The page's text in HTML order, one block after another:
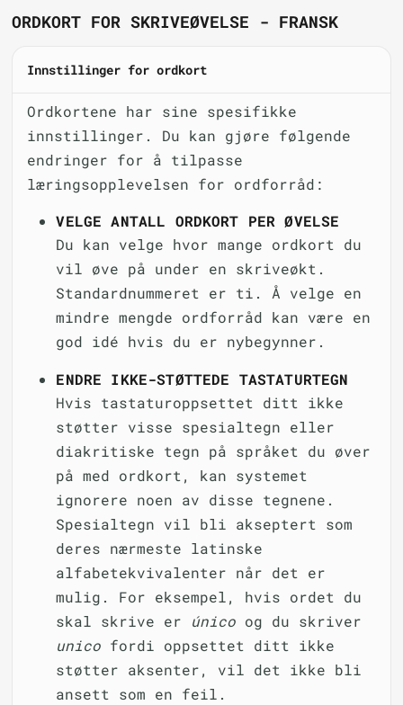
ORDKORT FOR SKRIVEØVELSE - FRANSK
Innstillinger for ordkort
Ordkortene har sine spesifikke
innstillinger. Du kan gjøre følgende
endringer for å tilpasse
læringsopplevelsen for ordforråd:
VELGE ANTALL ORDKORT PER ØVELSE
Du kan velge hvor mange ordkort du
vil øve på under en skriveøkt.
Standardnummeret er ti. Å velge en
mindre mengde ordforråd kan være en
god idé hvis du er nybegynner.
ENDRE IKKE-STØTTEDE TASTATURTEGN
Hvis tastaturoppsettet ditt ikke
støtter visse spesialtegn eller
diakritiske tegn på språket du øver
på med ordkort, kan systemet
ignorere noen av disse tegnene.
Spesialtegn vil bli akseptert som
deres nærmeste latinske
alfabetekvivalenter når det er
mulig. For eksempel, hvis ordet du
skal skrive er único og du skriver
unico fordi oppsettet ditt ikke
støtter aksenter, vil det ikke bli
ansett som en feil.